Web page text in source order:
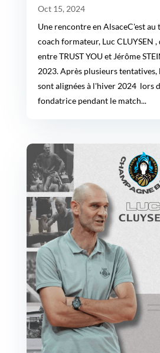
Oct 15, 2024
Une rencontre en AlsaceC'est au
coach formateur, Luc CLUYSEN
entre TRUST YOU et Jérôme
2023. Après plusieurs tentatives,
sont alignées à l'hiver 2024 lors
fondatrice pendant le match...